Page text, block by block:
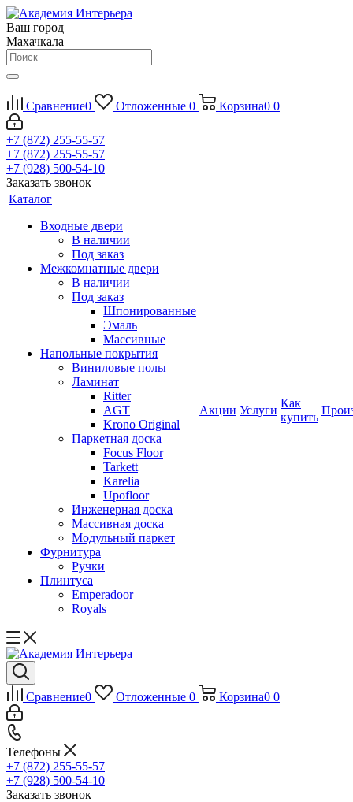
Ваш город
Махачкала
Сравнение0 Отложенные 0 Корзина0 0
+7 (872) 255-55-57
+7 (872) 255-55-57
+7 (928) 500-54-10
Заказать звонок
Каталог
Входные двери
В наличии
Под заказ
Межкомнатные двери
В наличии
Под заказ
Шпонированные
Эмаль
Массивные
Напольные покрытия
Виниловые полы
Ламинат
Ritter
AGT
Krono Original
Паркетная доска
Focus Floor
Tarkett
Karelia
Upofloor
Инженерная доска
Массивная доска
Модульный паркет
Фурнитура
Ручки
Плинтуса
Emperadoor
Royals
Акции Услуги
Как
купить
Сравнение0 Отложенные 0 Корзина0 0
Телефоны
+7 (872) 255-55-57
+7 (928) 500-54-10
Заказать звонок